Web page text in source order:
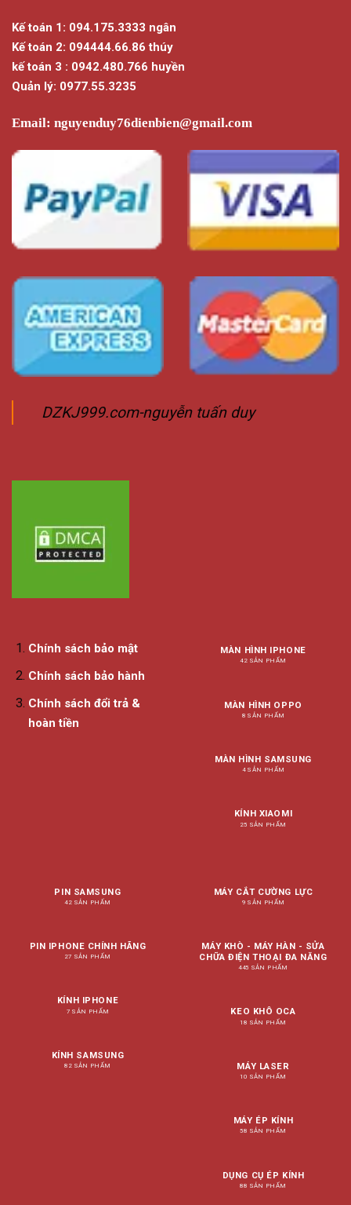
Kế toán 1: 094.175.3333 ngân
Kế toán 2: 094444.66.86 thúy
kế toán 3 : 0942.480.766 huyền
Quản lý: 0977.55.3235
Email: nguyenduy76dienbien@gmail.com
DZKJ999.com-nguyễn tuấn duy
Chính sách bảo mật
Chính sách bảo hành
Chính sách đổi trả &
hoàn tiền
MÀN HÌNH IPHONE
42 SẢN PHẨM
MÀN HÌNH OPPO
8 SẢN PHẨM
MÀN HÌNH SAMSUNG
4 SẢN PHẨM
KÍNH XIAOMI
25 SẢN PHẨM
PIN SAMSUNG
42 SẢN PHẨM
PIN IPHONE CHÍNH HÃNG
27 SẢN PHẨM
KÍNH IPHONE
7 SẢN PHẨM
KÍNH SAMSUNG
82 SẢN PHẨM
MÁY CẮT CƯỜNG LỰC
9 SẢN PHẨM
MÁY KHÒ - MÁY HÀN - SỬA
CHỮA ĐIỆN THOẠI ĐA NĂNG
445 SẢN PHẨM
KEO KHÔ OCA
18 SẢN PHẨM
MÁY LASER
10 SẢN PHẨM
MÁY ÉP KÍNH
58 SẢN PHẨM
DỤNG CỤ ÉP KÍNH
88 SẢN PHẨM